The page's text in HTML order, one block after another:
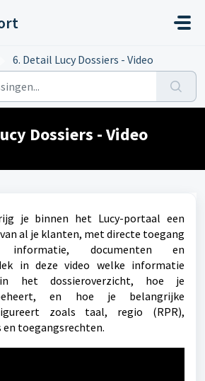
6. Detail Lucy Dossiers - Video
Dossiers - Video
je binnen het Lucy-portaal een
al je klanten, met directe toegang
documenten en
in deze video welke informatie
het dossieroverzicht, hoe je
en hoe je belangrijke
zoals taal, regio (RPR),
toegangsrechten.